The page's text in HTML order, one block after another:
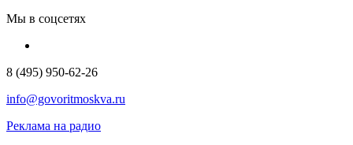
Мы в соцсетях
8 (495) 950-62-26
info@govoritmoskva.ru
Реклама на радио